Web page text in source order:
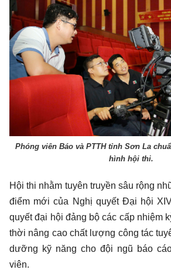
Phóng viên Báo và PTTH tỉnh Sơn La
hình hội thi.
Hội thi nhằm tuyên truyền sâu rộng
điểm mới của Nghị quyết Đại hội
quyết đại hội đảng bộ các cấp nhiệm
thời nâng cao chất lượng công tác
dưỡng kỹ năng cho đội ngũ báo
viên.